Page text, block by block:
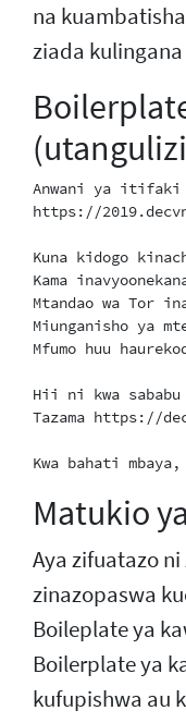
na
ziada
Anwani ya itifaki
https://
Kuna kidogo
Kama
Mtandao wa Tor
Miunganisho ya
Mfumo huu
Hii ni kwa
Tazama https://
Matukio
Aya zifuatazo
zinazopaswa
Boileplate ya
Boilerplate ya
kufupishwa au